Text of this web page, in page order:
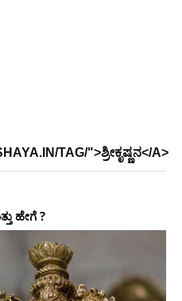
TAG/">ಶ್ರೀಕೃಷ್ಣನ</A>
ಹೇಗೆ ?